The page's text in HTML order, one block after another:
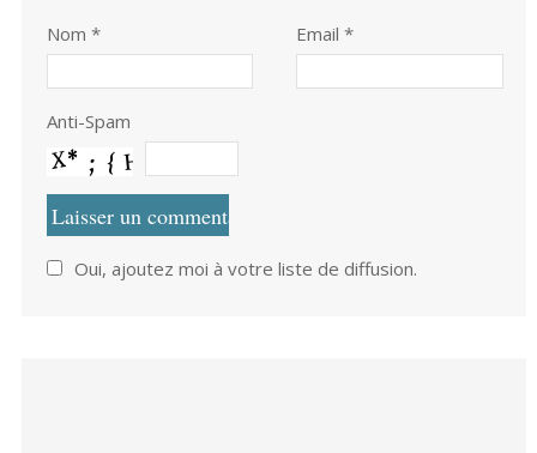
Nom * Email *
Anti-Spam
Oui, ajoutez moi à votre liste de diffusion.